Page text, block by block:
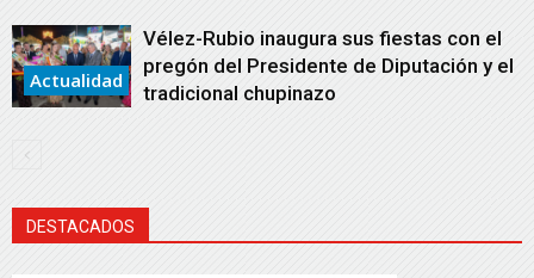
Actualidad
Vélez-Rubio inaugura sus fiestas con el
pregón del Presidente de Diputación y el
tradicional chupinazo
DESTACADOS